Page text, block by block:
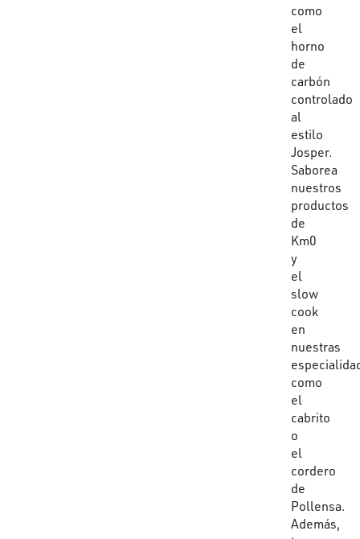
como
el
horno
de
carbón
controlado
al
estilo
Josper.
Saborea
nuestros
productos
de
Km0
y
el
slow
cook
en
nuestras
como
el
cabrito
o
el
cordero
de
Pollensa.
Además,